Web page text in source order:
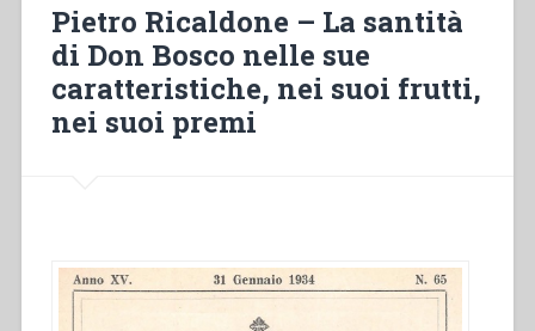
Pietro Ricaldone – La santità
di Don Bosco nelle sue
caratteristiche, nei suoi frutti,
nei suoi premi